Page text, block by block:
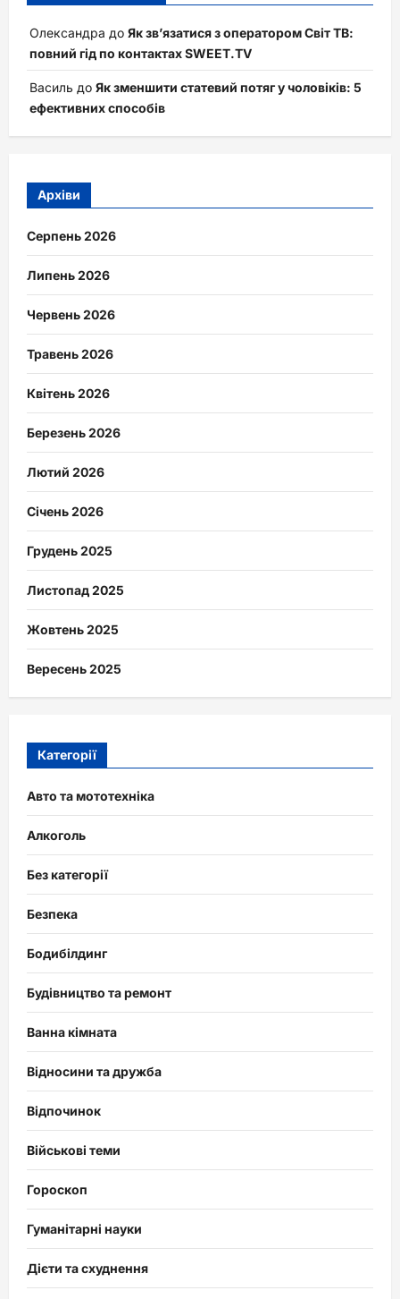
Олександра до Як зв’язатися з оператором Світ ТВ:
повний гід по контактах SWEET.TV
Василь до Як зменшити статевий потяг у чоловіків: 5
ефективних способів
Архіви
Серпень 2026
Липень 2026
Червень 2026
Травень 2026
Квітень 2026
Березень 2026
Лютий 2026
Січень 2026
Грудень 2025
Листопад 2025
Жовтень 2025
Вересень 2025
Категорії
Авто та мототехніка
Алкоголь
Без категорії
Безпека
Бодибілдинг
Будівництво та ремонт
Ванна кімната
Відносини та дружба
Відпочинок
Військові теми
Гороскоп
Гуманітарні науки
Дієти та схуднення